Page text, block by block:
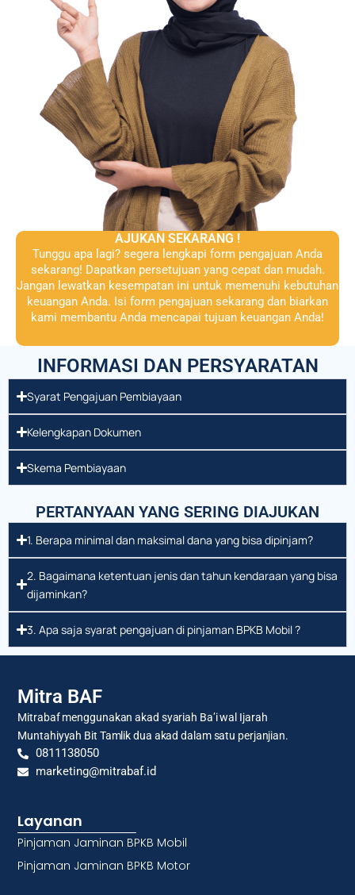
AJUKAN SEKARANG !
Tunggu apa lagi? segera lengkapi form pengajuan Anda
sekarang! Dapatkan persetujuan yang cepat dan mudah.
Jangan lewatkan kesempatan ini untuk memenuhi kebutuhan
keuangan Anda. Isi form pengajuan sekarang dan biarkan
kami membantu Anda mencapai tujuan keuangan Anda!
INFORMASI DAN PERSYARATAN
Syarat Pengajuan Pembiayaan
Kelengkapan Dokumen
Skema Pembiayaan
PERTANYAAN YANG SERING DIAJUKAN
1. Berapa minimal dan maksimal dana yang bisa dipinjam?
2. Bagaimana ketentuan jenis dan tahun kendaraan yang bisa
dijaminkan?
3. Apa saja syarat pengajuan di pinjaman BPKB Mobil ?
Mitra BAF
Mitrabaf menggunakan akad syariah Ba’i wal Ijarah
Muntahiyyah Bit Tamlik dua akad dalam satu perjanjian.
0811138050
marketing@mitrabaf.id
Layanan
Pinjaman Jaminan BPKB Mobil
Pinjaman Jaminan BPKB Motor